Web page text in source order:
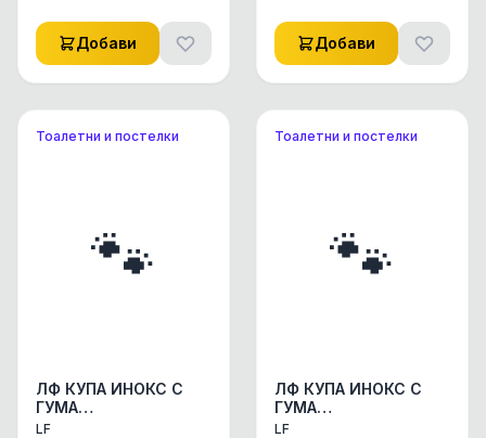
Добави Добави
Тоалетни и постелки
🐾
ЛФ КУПА ИНОКС С
ГУМА
ДИАМ.25СМ/2.80Л
LF
Тоалетни и постелки
🐾
ЛФ КУПА ИНОКС С
ГУМА
ДИАМ.22СМ/1.80Л
LF